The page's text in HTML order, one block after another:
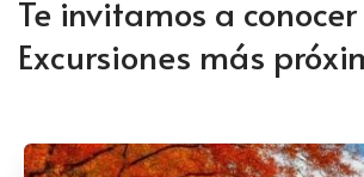
Te invitamos a
Excursiones más